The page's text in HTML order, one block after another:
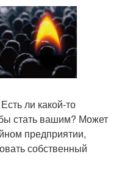
ли какой-то
стать вашим? Может
предприятии,
собственный